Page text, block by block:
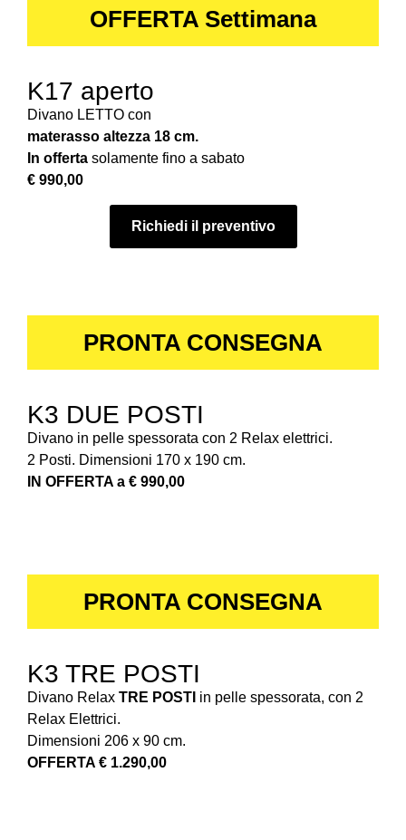
OFFERTA Settimana
K17 aperto
Divano LETTO con
materasso altezza 18 cm.
In offerta solamente fino a sabato
€ 990,00
Richiedi il preventivo
PRONTA CONSEGNA
K3 DUE POSTI
Divano in pelle spessorata con 2 Relax elettrici.
2 Posti. Dimensioni 170 x 190 cm.
IN OFFERTA a € 990,00
PRONTA CONSEGNA
K3 TRE POSTI
Divano Relax TRE POSTI in pelle spessorata, con 2
Relax Elettrici.
Dimensioni 206 x 90 cm.
OFFERTA € 1.290,00